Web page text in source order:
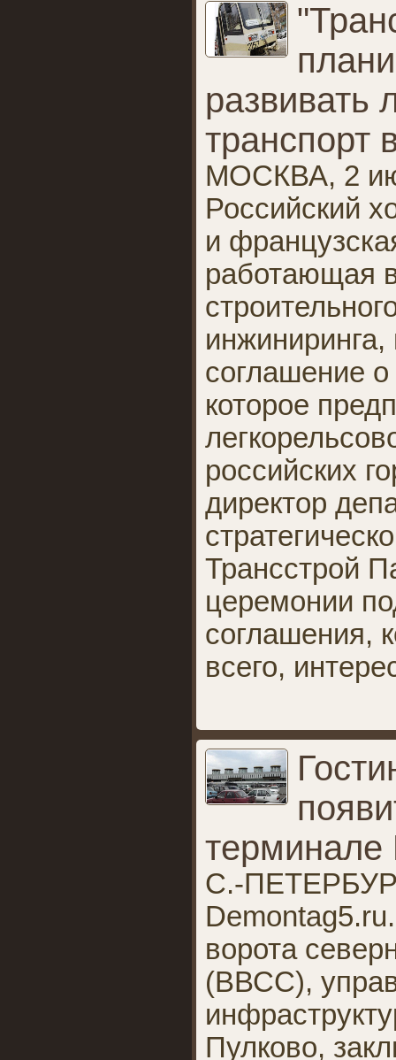
развивать
транспорт
МОСКВА, 2
Российский
и
работающая
соглашение о
которое
российских
директор
Трансстрой
церемонии
соглашения,
всего,
терминале
С.-
ворота
(ВВСС),
Пулково,